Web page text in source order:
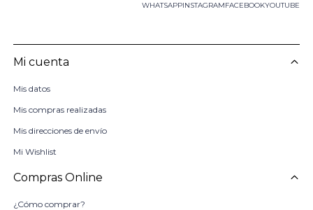
WHATSAPP FACEBOOKYOUTUBE
INSTAGRAM
Mi cuenta
Mis datos
Mis compras realizadas
Mis direcciones de envío
Mi Wishlist
Compras Online
¿Cómo comprar?